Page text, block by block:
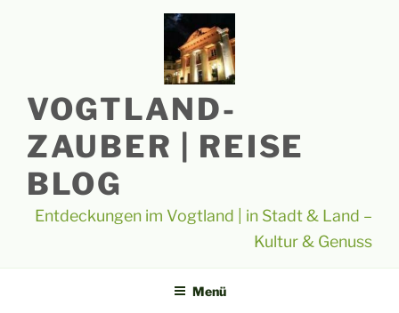
VOGTLAND-
ZAUBER | REISE
BLOG
Entdeckungen im Vogtland | in Stadt & Land –
Kultur & Genuss
Menü